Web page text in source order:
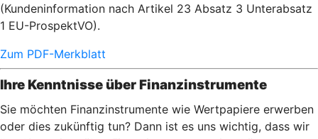
(Kundeninformation nach Artikel 23 Absatz 3 Unterabsatz
1 EU-ProspektVO).
Zum PDF-Merkblatt
Ihre Kenntnisse über Finanzinstrumente
Sie möchten Finanzinstrumente wie Wertpapiere erwerben
oder dies zukünftig tun? Dann ist es uns wichtig, dass wir